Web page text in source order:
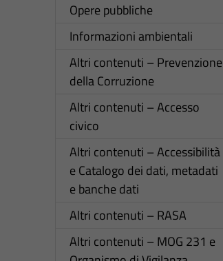
Opere pubbliche
Informazioni ambientali
Altri contenuti – Prevenzione
della Corruzione
Altri contenuti – Accesso
civico
Altri contenuti – Accessibilità
e Catalogo dei dati, metadati
e banche dati
Altri contenuti – RASA
Altri contenuti – MOG 231 e